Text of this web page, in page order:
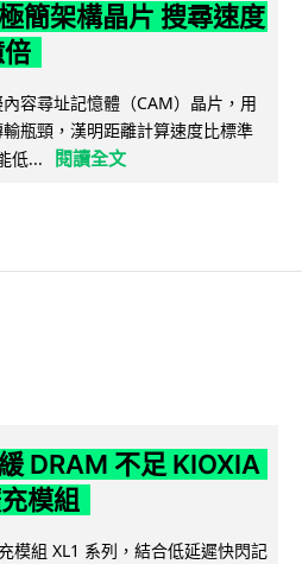
簡架構晶片 搜尋速度
容尋址記憶體（CAM）晶片，用
瓶頸，漢明距離計算速度比標準
低...
閱讀全文
DRAM 不足 KIOXIA
模組
模組 XL1 系列，結合低延遲快閃記